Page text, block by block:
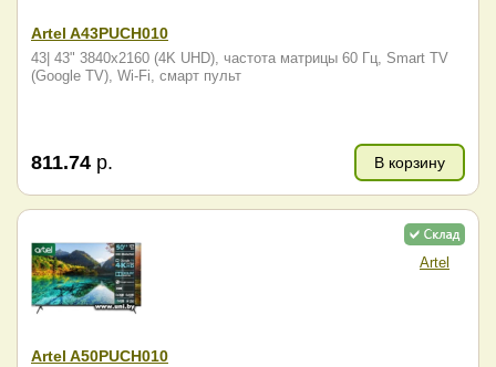
Artel A43PUCH010
43| 43" 3840x2160 (4K UHD), частота матрицы 60 Гц, Smart TV
(Google TV), Wi-Fi, смарт пульт
811.74 р. В корзину
Artel
Artel A50PUCH010